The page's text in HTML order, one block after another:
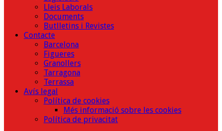
Lleis Laborals
Documents
Butlletins i Revistes
Contacte
Barcelona
Figueres
Granollers
Tarragona
Terrassa
Avís legal
Política de cookies
Més informació sobre les cookies
Política de privacitat